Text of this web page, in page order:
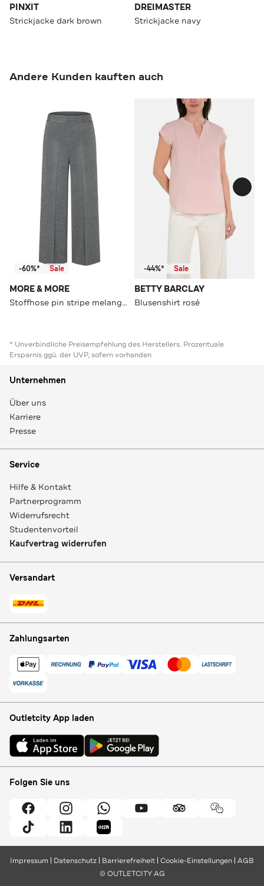
PINXIT
Strickjacke dark brown
DREIMASTER
Strickjacke navy
Andere Kunden kauften auch
-60%* Sale
MORE & MORE
Stoffhose pin stripe melange Culotte
-44%* Sale
BETTY BARCLAY
Blusenshirt rosé
* Unverbindliche Preisempfehlung des Herstellers. Prozentuale
Ersparnis ggü. der UVP, sofern vorhanden
Unternehmen
Über uns
Karriere
Presse
Service
Hilfe & Kontakt
Partnerprogramm
Widerrufsrecht
Studentenvorteil
Kaufvertrag widerrufen
Versandart
Zahlungsarten
Outletcity App laden
Folgen Sie uns
Impressum Datenschutz Barrierefreiheit Cookie-Einstellungen AGB
© OUTLETCITY AG